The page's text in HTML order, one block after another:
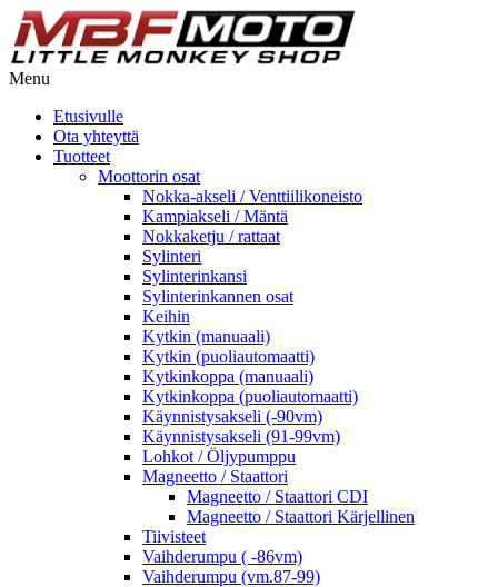
Menu
Etusivulle
Ota yhteyttä
Tuotteet
Moottorin osat
Nokka-akseli / Venttiilikoneisto
Kampiakseli / Mäntä
Nokkaketju / rattaat
Sylinteri
Sylinterinkansi
Sylinterinkannen osat
Keihin
Kytkin (manuaali)
Kytkin (puoliautomaatti)
Kytkinkoppa (manuaali)
Kytkinkoppa (puoliautomaatti)
Käynnistysakseli (-90vm)
Käynnistysakseli (91-99vm)
Lohkot / Öljypumppu
Magneetto / Staattori
Magneetto / Staattori CDI
Magneetto / Staattori Kärjellinen
Tiivisteet
Vaihderumpu ( -86vm)
Vaihderumpu (vm.87-99)